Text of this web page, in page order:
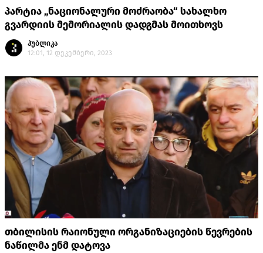
პარტია „ნაციონალური მოძრაობა“ სახალხო
გვარდიის მემორიალის დადგმას მოითხოვს
პუბლიკა
12:01, 12 დეკემბერი, 2023
თბილისის რაიონული ორგანიზაციების წევრების
ნაწილმა ენმ დატოვა